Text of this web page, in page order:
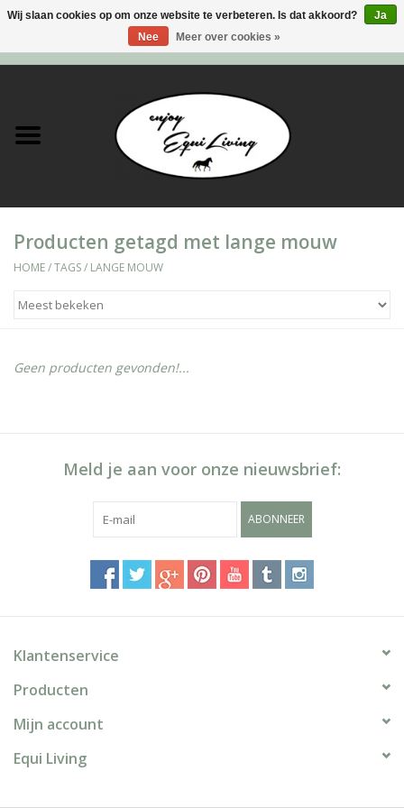
Stal en meer
Ruiter
Producten getagd met lange mouw
HOME/TAGS/ LANGE MOUW
Geen producten gevonden!...
Meld je aan voor onze nieuwsbrief:
ABONNEER
Klantenservice
Producten
Mijn account
Equi Living
Wij slaan cookies op om onze website te verbeteren. Is dat akkoord?
Ja
Nee
Meer over cookies »